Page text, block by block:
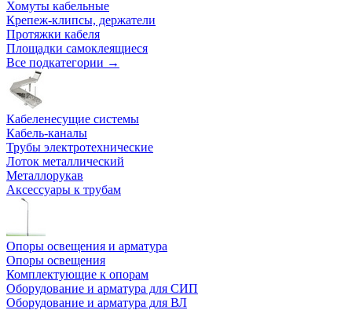
Хомуты кабельные
Крепеж-клипсы, держатели
Протяжки кабеля
Площадки самоклеящиеся
Все подкатегории →
Кабеленесущие системы
Кабель-каналы
Трубы электротехнические
Лоток металлический
Металлорукав
Аксессуары к трубам
Опоры освещения и арматура
Опоры освещения
Комплектующие к опорам
Оборудование и арматура для СИП
Оборудование и арматура для ВЛ